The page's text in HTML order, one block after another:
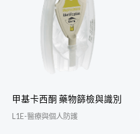
甲基卡西酮 藥物篩檢與識別
L1E-醫療與個人防護